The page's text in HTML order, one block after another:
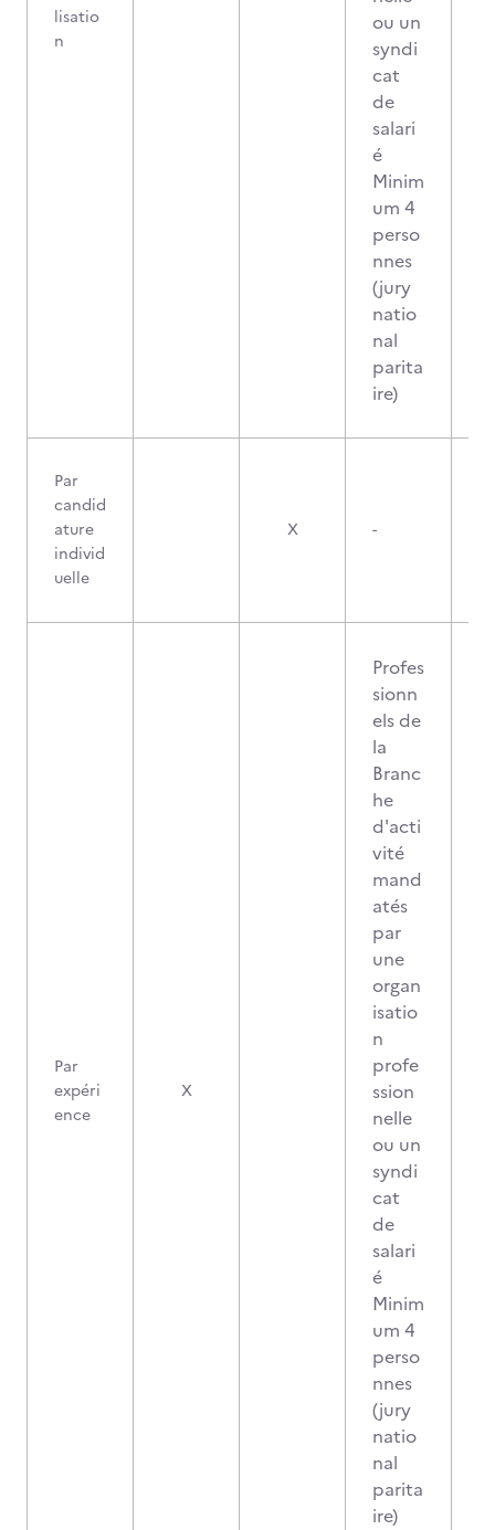
lisatio
n
ou un
syndi
cat
de
salari
é
Minim
um 4
perso
nnes
(jury
natio
nal
parita
ire)
Par
candid
ature
individ
uelle
X -
Par
expéri
ence
X
Profes
sionn
els de
la
Branc
he
d'acti
vité
mand
atés
par
une
organ
isatio
n
profe
ssion
nelle
ou un
syndi
cat
de
salari
é
Minim
um 4
perso
nnes
(jury
natio
nal
parita
ire)